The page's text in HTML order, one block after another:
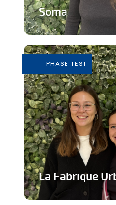
Soma
immersive
En savoir plus
PHASE TEST
La Fabrique